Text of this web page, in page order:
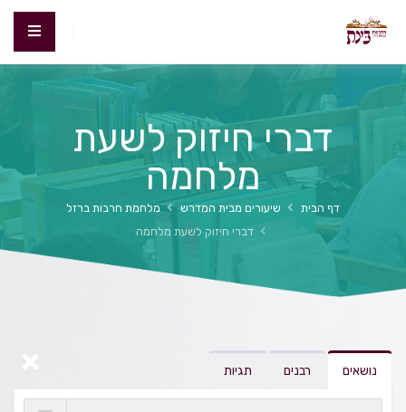
דברי חיזוק לשעת
מלחמה
דף הבית שיעורים מבית המדרש
מלחמת חרבות ברזל
דברי חיזוק לשעת מלחמה
נושאים רבנים תגיות